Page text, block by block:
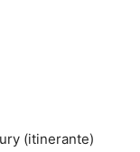
(itinerante)